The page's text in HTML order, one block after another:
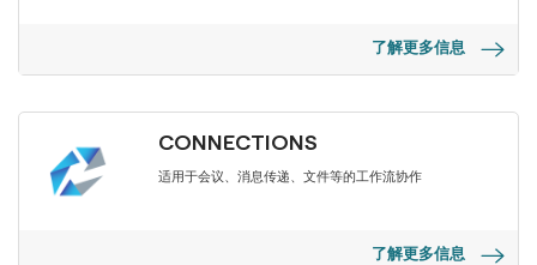
了解更多信息
CONNECTIONS
适用于会议、消息传递、文件等的工作流协作
了解更多信息